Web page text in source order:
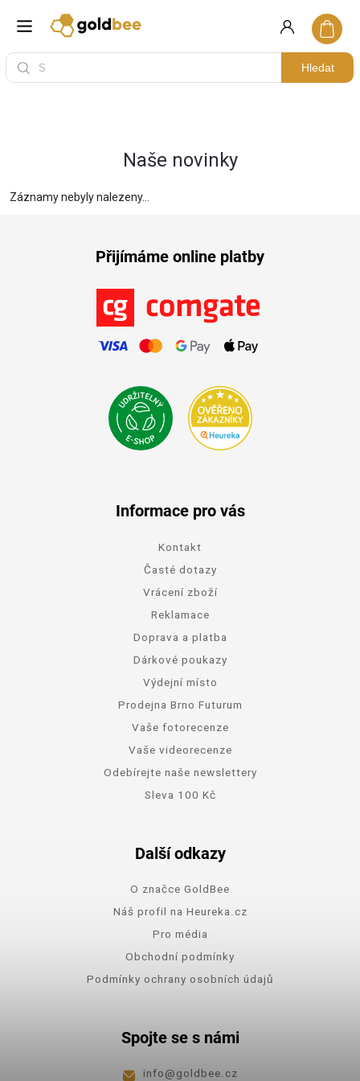
Hledat
Naše novinky
Záznamy nebyly nalezeny...
Přijímáme online platby
Informace pro vás
Kontakt
Časté dotazy
Vrácení zboží
Reklamace
Doprava a platba
Dárkové poukazy
Výdejní místo
Prodejna Brno Futurum
Vaše fotorecenze
Vaše videorecenze
Odebírejte naše newslettery
Sleva 100 Kč
Další odkazy
O značce GoldBee
Náš profil na Heureka.cz
Pro média
Obchodní podmínky
Podmínky ochrany osobních údajů
Spojte se s námi
info@goldbee.cz